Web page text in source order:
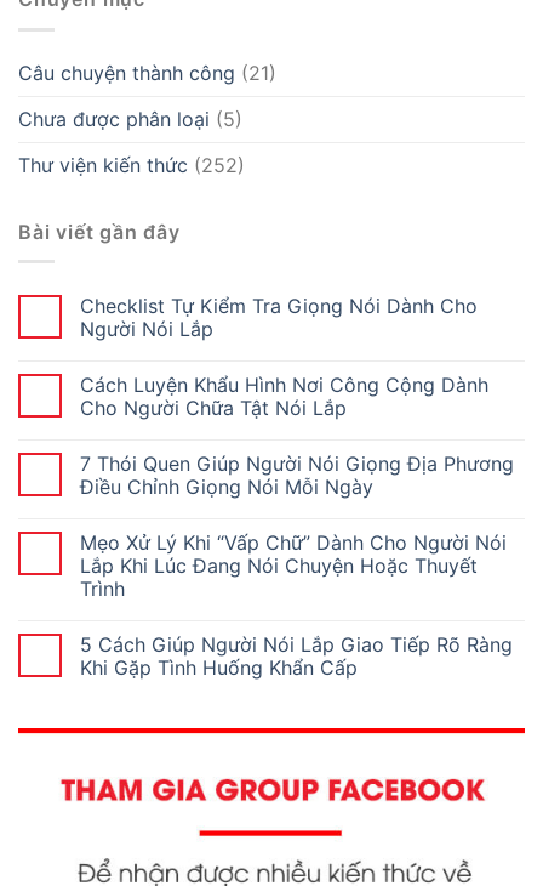
Câu chuyện thành công (21)
Chưa được phân loại (5)
Thư viện kiến thức (252)
Bài viết gần đây
Checklist Tự Kiểm Tra Giọng Nói Dành Cho
Người Nói Lắp
Cách Luyện Khẩu Hình Nơi Công Cộng Dành
Cho Người Chữa Tật Nói Lắp
7 Thói Quen Giúp Người Nói Giọng Địa Phương
Điều Chỉnh Giọng Nói Mỗi Ngày
Mẹo Xử Lý Khi “Vấp Chữ” Dành Cho Người Nói
Lắp Khi Lúc Đang Nói Chuyện Hoặc Thuyết
Trình
5 Cách Giúp Người Nói Lắp Giao Tiếp Rõ Ràng
Khi Gặp Tình Huống Khẩn Cấp